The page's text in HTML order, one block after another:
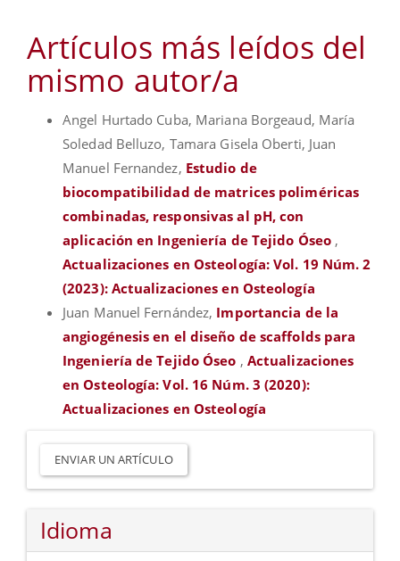
Artículos más leídos del
mismo autor/a
Angel Hurtado Cuba, Mariana Borgeaud, María
Soledad Belluzo, Tamara Gisela Oberti, Juan
Manuel Fernandez, Estudio de
biocompatibilidad de matrices poliméricas
combinadas, responsivas al pH, con
aplicación en Ingeniería de Tejido Óseo ,
Actualizaciones en Osteología: Vol. 19 Núm. 2
(2023): Actualizaciones en Osteología
Juan Manuel Fernández, Importancia de la
angiogénesis en el diseño de scaffolds para
Ingeniería de Tejido Óseo , Actualizaciones
en Osteología: Vol. 16 Núm. 3 (2020):
Actualizaciones en Osteología
Enviar
artículo
ENVIAR UN ARTÍCULO
Idioma